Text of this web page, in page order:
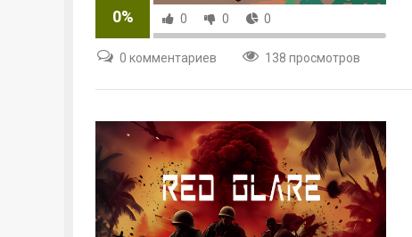
0% 0 0 0
0 комментариев 138 просмотров